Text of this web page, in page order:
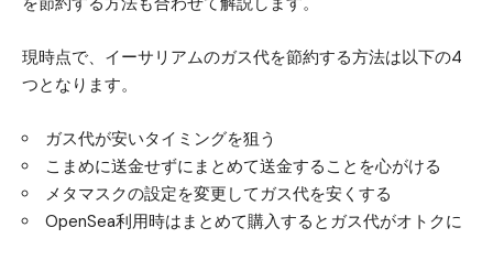
現時点で、イーサリアムのガス代を節約する方法は以下の4
つとなります。
ガス代が安いタイミングを狙う
こまめに送金せずにまとめて送金することを心がける
メタマスクの設定を変更してガス代を安くする
OpenSea利用時はまとめて購入するとガス代がオトクに